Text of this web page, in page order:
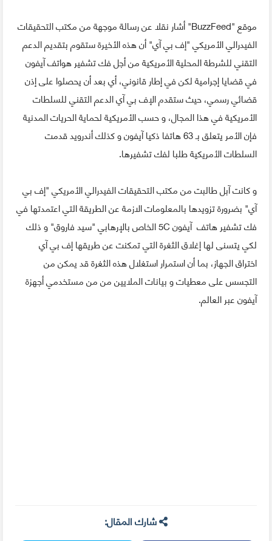
موقع "BuzzFeed" أشار نقلا عن رسالة موجهة من مكتب التحقيقات
الفيدرالي الأمريكي "إف بي آي" أن هذه الأخيرة ستقوم بتقديم الدعم
التقني للشرطة المحلية الأمريكية من أجل فك تشفير هواتف آيفون
في قضايا إجرامية لكن في إطار قانوني، أي بعد أن يحصلوا على إذن
قضائي رسمي، حيث ستقدم الإف بي آي الدعم التقني للسلطات
الأمريكية في هذا المجال، و حسب الأمريكية لحماية الحريات المدنية
فإن الأمر يتعلق بـ 63 هاتفا ذكيا آيفون و كذلك أندرويد قدمت
السلطات الأمريكية طلبا لفك تشفيرها.
و كانت آبل طالبت من مكتب التحقيقات الفيدرالي الأمريكي "إف بي
آي" بضرورة تزويدها بالمعلومات الازمة عن الطريقة التي اعتمدتها في
فك تشفير هاتف آيفون 5C الخاص بالإرهابي "سيد فاروق" و ذلك
لكي يتسنى لها إغلاق الثغرة التي تمكنت عن طريقها إف بي آي
اختراق الجهاز، بما أن استمرار استغلال هذه الثغرة قد يمكن من
التجسس على معطيات و بيانات الملايين من من مستخدمي أجهزة
آيفون عبر العالم.
شارك المقال: